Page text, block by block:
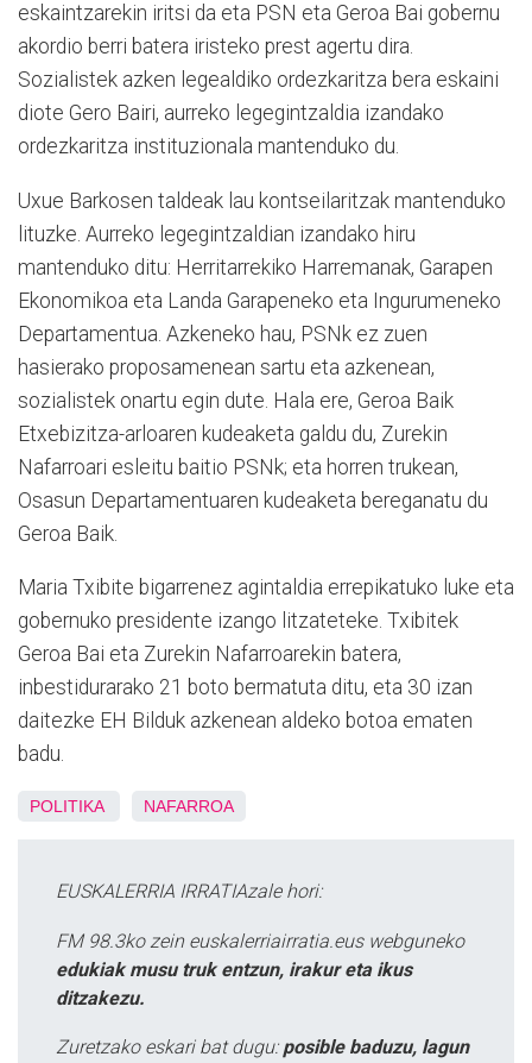
eskaintzarekin iritsi da eta PSN eta Geroa Bai gobernu
akordio berri batera iristeko prest agertu dira.
Sozialistek azken legealdiko ordezkaritza bera eskaini
diote Gero Bairi, aurreko legegintzaldia izandako
ordezkaritza instituzionala mantenduko du.
Uxue Barkosen taldeak lau kontseilaritzak mantenduko
lituzke. Aurreko legegintzaldian izandako hiru
mantenduko ditu: Herritarrekiko Harremanak, Garapen
Ekonomikoa eta Landa Garapeneko eta Ingurumeneko
Departamentua. Azkeneko hau, PSNk ez zuen
hasierako proposamenean sartu eta azkenean,
sozialistek onartu egin dute. Hala ere, Geroa Baik
Etxebizitza-arloaren kudeaketa galdu du, Zurekin
Nafarroari esleitu baitio PSNk; eta horren trukean,
Osasun Departamentuaren kudeaketa bereganatu du
Geroa Baik.
Maria Txibite bigarrenez agintaldia errepikatuko luke eta
gobernuko presidente izango litzateteke. Txibitek
Geroa Bai eta Zurekin Nafarroarekin batera,
inbestidurarako 21 boto bermatuta ditu, eta 30 izan
daitezke EH Bilduk azkenean aldeko botoa ematen
badu.
POLITIKA NAFARROA
EUSKALERRIA IRRATIAzale hori:
FM 98.3ko zein euskalerriairratia.eus webguneko
edukiak musu truk entzun, irakur eta ikus
ditzakezu.
Zuretzako eskari bat dugu: posible baduzu, lagun